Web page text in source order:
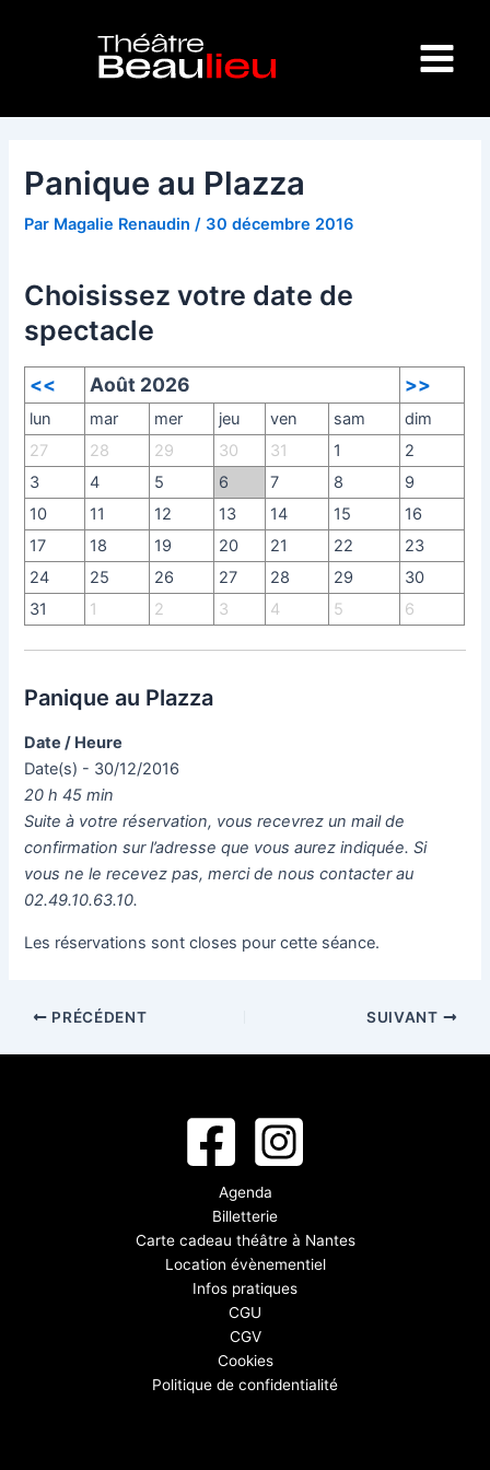
Menu
Panique au Plazza
Par Magalie Renaudin/ 30 décembre 2016
Choisissez votre date de
spectacle
<< Août 2026 >>
lun mar mer jeu ven sam
dim
27
28 29 30 31 1
2
3
4 5 6 7 8
9
10
11 12 13 14 15
16
17
18 19 20 21 22
23
24
25 26 27 28 29
30
31
1 2 3 4 5 6
Panique au Plazza
Date / Heure
Date(s) - 30/12/2016
20 h 45 min
Suite à votre réservation, vous recevrez un mail de
confirmation sur l’adresse que vous aurez indiquée. Si
vous ne le recevez pas, merci de nous contacter au
02.49.10.63.10.
Les réservations sont closes pour cette séance.
PRÉCÉDENT SUIVANT
Agenda
Billetterie
Carte cadeau théâtre à Nantes
Location évènementiel
Infos pratiques
CGU
CGV
Cookies
Politique de confidentialité